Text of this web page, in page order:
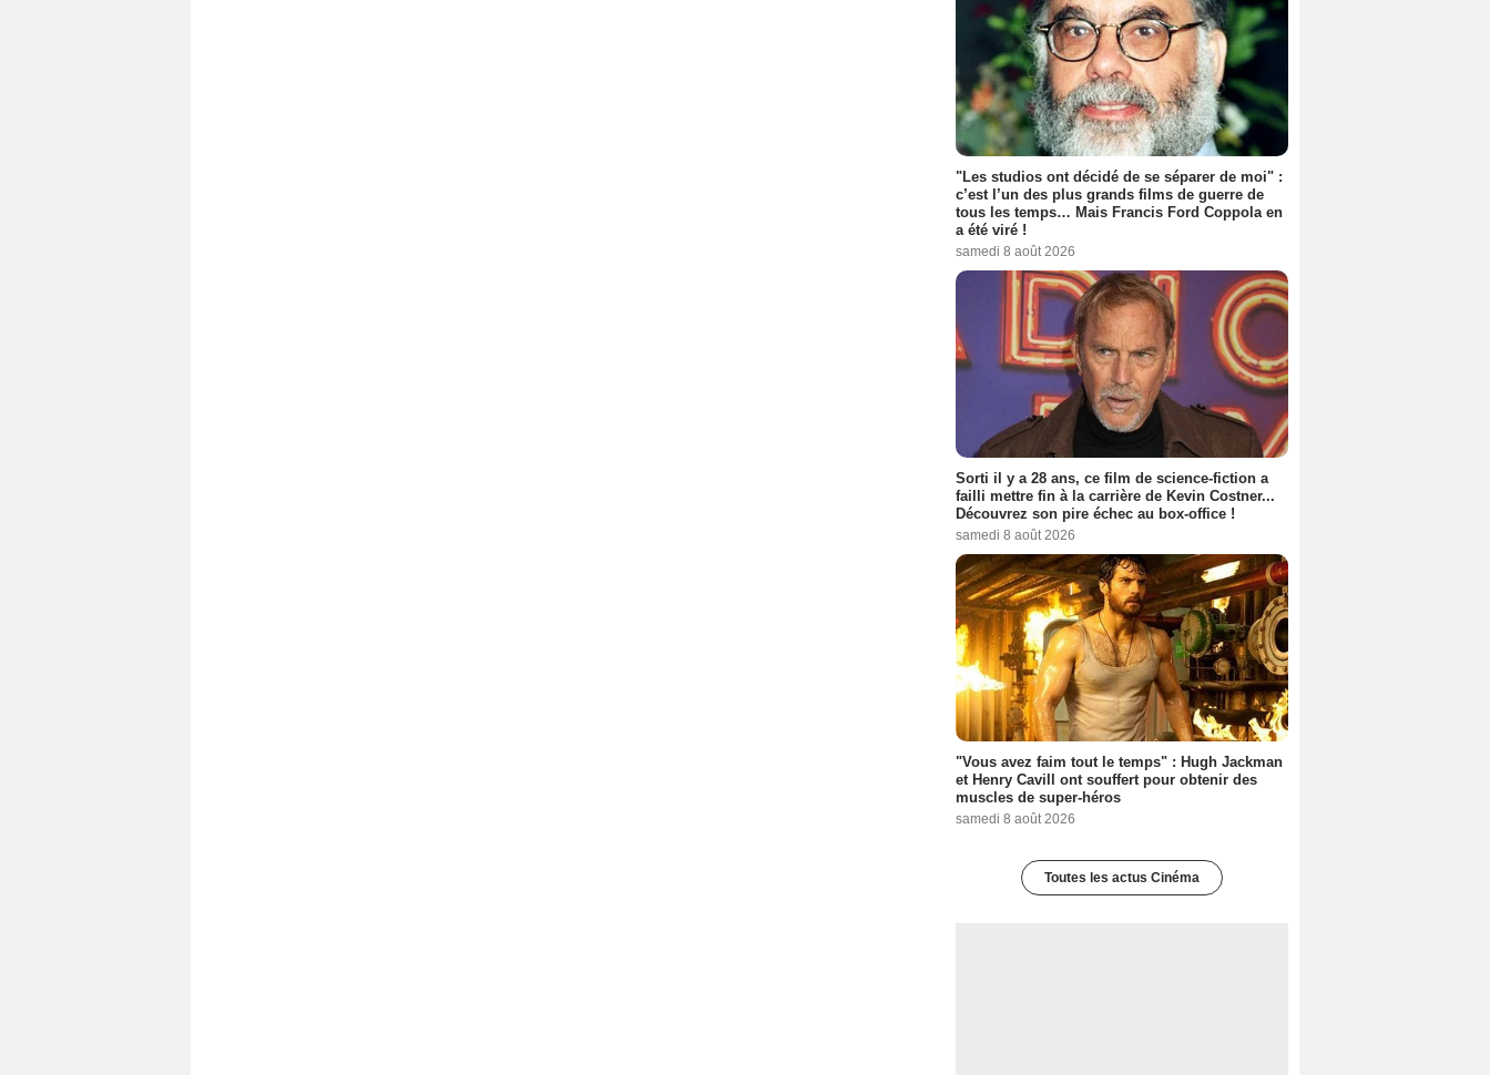
"Les studios ont décidé de se séparer de moi" :
c’est l’un des plus grands films de guerre de
tous les temps… Mais Francis Ford Coppola en
a été viré !
samedi 8 août 2026
Sorti il y a 28 ans, ce film de science-fiction a
failli mettre fin à la carrière de Kevin Costner...
Découvrez son pire échec au box-office !
samedi 8 août 2026
"Vous avez faim tout le temps" : Hugh Jackman
et Henry Cavill ont souffert pour obtenir des
muscles de super-héros
samedi 8 août 2026
Toutes les actus Cinéma